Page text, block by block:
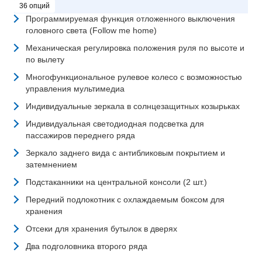
36 опций
Программируемая функция отложенного выключения
головного света (Follow me home)
Механическая регулировка положения руля по высоте и
по вылету
Многофункциональное рулевое колесо с возможностью
управления мультимедиа
Индивидуальные зеркала в солнцезащитных козырьках
Индивидуальная светодиодная подсветка для
пассажиров переднего ряда
Зеркало заднего вида с антибликовым покрытием и
затемнением
Подстаканники на центральной консоли (2 шт.)
Передний подлокотник с охлаждаемым боксом для
хранения
Отсеки для хранения бутылок в дверях
Два подголовника второго ряда